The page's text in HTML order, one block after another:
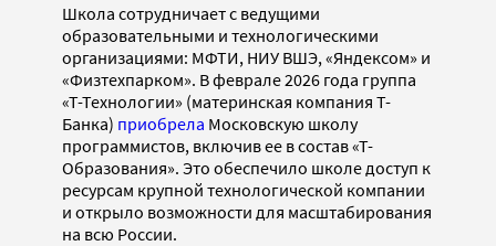
Школа сотрудничает с ведущими
образовательными и технологическими
организациями: МФТИ, НИУ ВШЭ, «Яндексом» и
«Физтехпарком». В феврале 2026 года группа
«Т-Технологии» (материнская компания Т-
Банка) приобрела Московскую школу
программистов, включив ее в состав «Т-
Образования». Это обеспечило школе доступ к
ресурсам крупной технологической компании
и открыло возможности для масштабирования
на всю России.